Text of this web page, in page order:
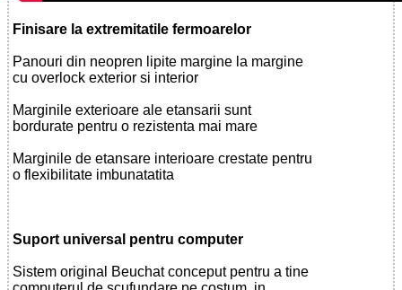
Finisare la extremitatile fermoarelor
Panouri din neopren lipite margine la margine
cu overlock exterior si interior
Marginile exterioare ale etansarii sunt
bordurate pentru o rezistenta mai mare
Marginile de etansare interioare crestate pentru
o flexibilitate imbunatatita
Suport universal pentru computer
Sistem original Beuchat conceput pentru a tine